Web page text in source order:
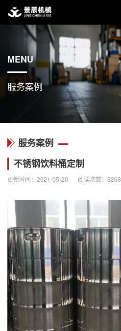
MENU
服务案例
服务案例
不锈钢饮料桶定制
更新时间：2021-05-20 阅读次数：3268